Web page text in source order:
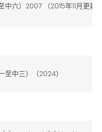
六）2007 （2015年11月更新
中三） （2024）